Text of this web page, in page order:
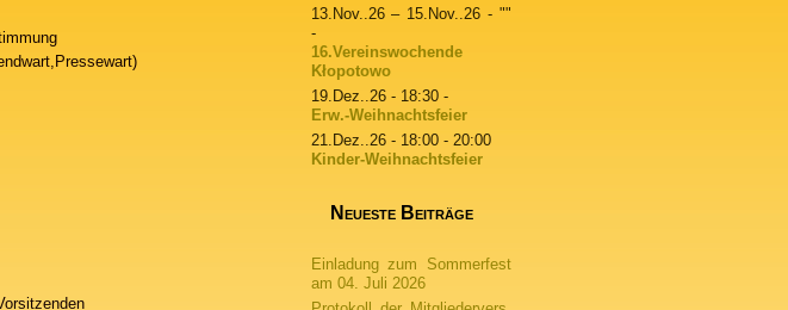
13.Nov..26 – 15.Nov..26 - ""
-
16.Vereinswochende
Kłopotowo
19.Dez..26- 18:30 -
Erw.-Weihnachtsfeier
21.Dez..26- 18:00 - 20:00
Kinder-Weihnachtsfeier
Neueste Beiträge
Einladung zum Sommerfest
am 04. Juli 2026